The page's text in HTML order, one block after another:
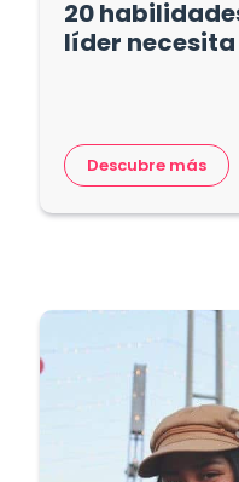
20
líder
Descubre más